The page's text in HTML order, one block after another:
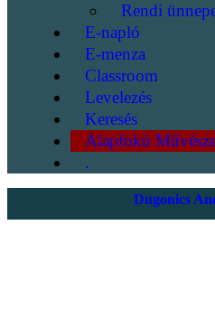
Rendi
E-napló
E-menza
Classroom
Levelezés
Keresés
Alapfokú
.
Dugonics